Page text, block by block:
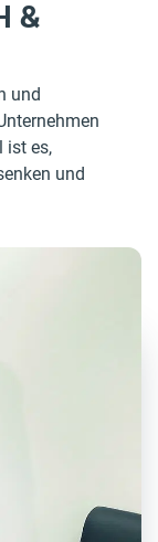
&
und
ist es,
und